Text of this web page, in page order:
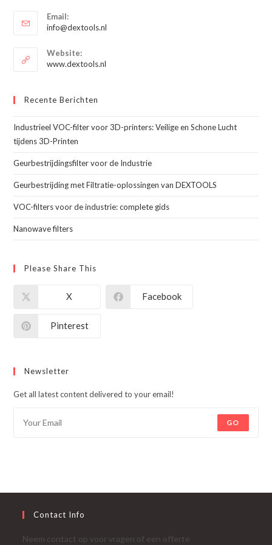
toepassing
in
je
toepassing
Email:
info@dextools.nl
Website:
www.dextools.nl
Recente Berichten
Industrieel VOC-filter voor 3D-printers: Veilige en Schone Lucht
tijdens 3D-Printen
Geurbestrijdingsfilter voor de Industrie
Geurbestrijding met Filtratie-oplossingen van DEXTOOLS
VOC-filters voor de industrie: complete gids
Nanowave filters
Please Share This
X Facebook
Pinterest
Newsletter
Get all latest content delivered to your email!
GO
Contact Info
Neem contact op voor vragen of een offerte